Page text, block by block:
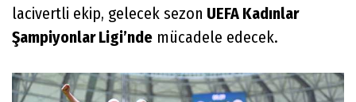
lacivertli ekip, gelecek sezon UEFA Kadınlar
Şampiyonlar Ligi’nde mücadele edecek.